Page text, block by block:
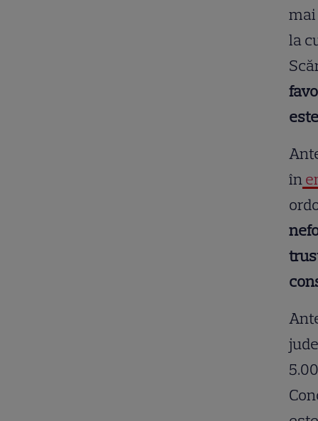
mai
la
în